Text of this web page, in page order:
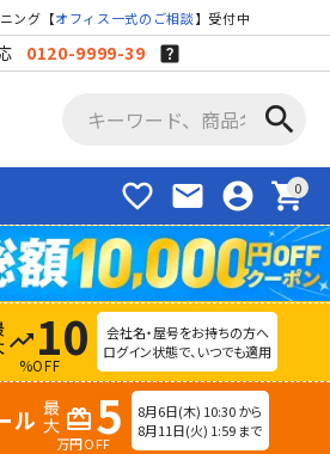
ング【オフィス一式のご相談】受付中
0120-9999-39
search
favorite_border mail account_circle shopping_cart
trending_up 10
%OFF
会社名・屋号をお持ちの方へ
ログイン状態で、いつでも適用
ル redeem 5
万円OFF
8月6日(木) 10:30 から
8月11日(火) 1:59 まで